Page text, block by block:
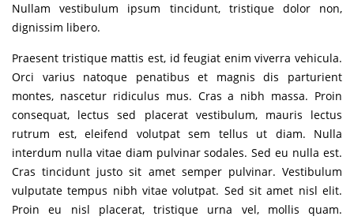
Nullam vestibulum ipsum tincidunt, tristique dolor non,
dignissim libero.
Praesent tristique mattis est, id feugiat enim viverra vehicula.
Orci varius natoque penatibus et magnis dis parturient
montes, nascetur ridiculus mus. Cras a nibh massa. Proin
consequat, lectus sed placerat vestibulum, mauris lectus
rutrum est, eleifend volutpat sem tellus ut diam. Nulla
interdum nulla vitae diam pulvinar sodales. Sed eu nulla est.
Cras tincidunt justo sit amet semper pulvinar. Vestibulum
vulputate tempus nibh vitae volutpat. Sed sit amet nisl elit.
Proin eu nisl placerat, tristique urna vel, mollis quam.